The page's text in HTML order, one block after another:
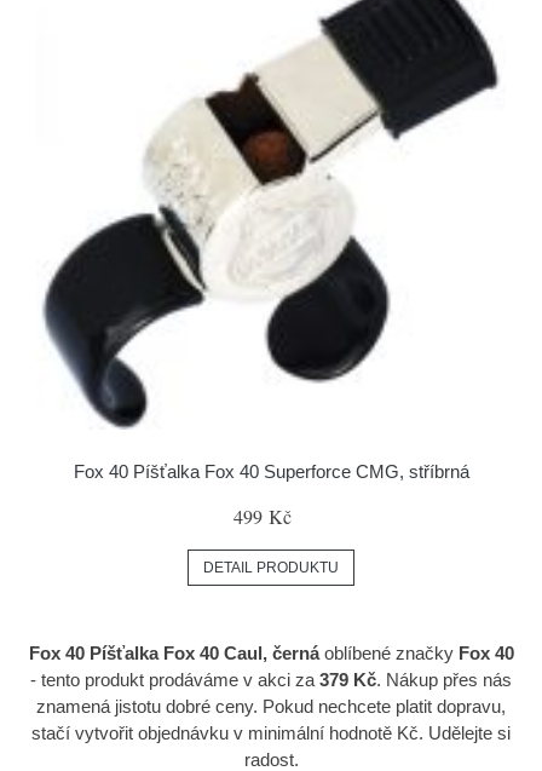
Fox 40 Píšťalka Fox 40 Superforce CMG, stříbrná
499 Kč
DETAIL PRODUKTU
Fox 40 Píšťalka Fox 40 Caul, černáoblíbené značkyFox 40
- tento produkt prodáváme v akci za 379 Kč. Nákup přes nás
znamená jistotu dobré ceny. Pokud nechcete platit dopravu,
stačí vytvořit objednávku v minimální hodnotě Kč. Udělejte si
radost.